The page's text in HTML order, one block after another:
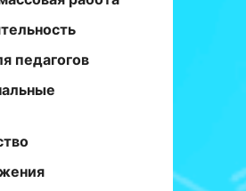
педагогов